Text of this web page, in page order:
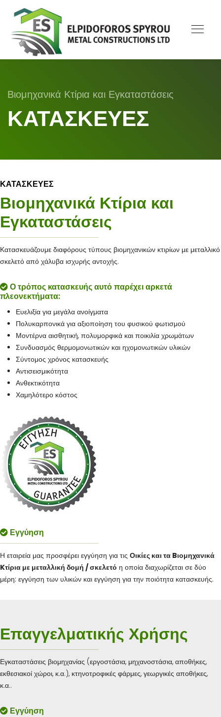
Βιομηχανικά Κτίρια και Εγκαταστάσεις
ΚΑΤΑΣΚΕΥΕΣ
ΚΑΤΑΣΚΕΥΕΣ
Βιομηχανικά Κτίρια και
Εγκαταστάσεις
Κατασκευάζουμε διαφόρους τύπους βιομηχανικών κτιρίων με μεταλλικό
σκελετό από χάλυβα ισχυρής αντοχής.
Ο τρόπος κατασκευής αυτό παρέχει αρκετά
πλεονεκτήματα:
Ευελιξία για μεγάλα ανοίγματα
Πολυκαρπονικά για αξιοποίηση του φυσικού φωτισμού
Μοντέρνα αισθητική, πολυμορφικά και ποικιλία χρωμάτων
Συνδυασμός θερμομονωτικών και ηχομονωτικών υλικών
Σύντομος χρόνος κατασκευής
Αντισεισμικότητα
Ανθεκτικότητα
Χαμηλότερο κόστος
Εγγύηση
Η εταιρεία μας προσφέρει εγγύηση για τις Οικίες και τα Bιομηχανικά
Kτίρια με μεταλλική δομή / σκελετό η οποία διαχωρίζεται σε δύο
μέρη: εγγύηση των υλικών και εγγύηση για την ποιότητα κατασκευής.
Επαγγελματικής Χρήσης
Εγκαταστάσεις βιομηχανίας (εργοστάσια, μηχανοστάσια, αποθήκες,
εκθεσιακοί χώροι, κ.α.), κτηνοτροφικές φάρμες, γεωργικές αποθήκες,
κ.α..
Εγγύηση